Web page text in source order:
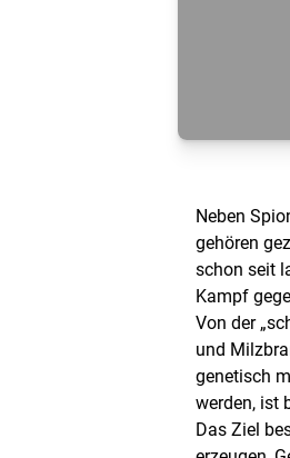
Neben
gehören
schon seit
Kampf
Von der
und
genetisch
werden, ist
Das Ziel